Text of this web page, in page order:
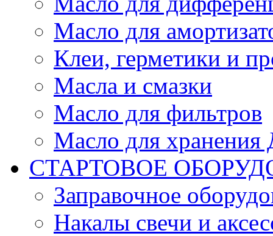
Масло для
Клеи, герметики и
Масла и смазки
Масло для фильтров
Масло для
СТАРТОВОЕ
Заправочное
Накалы свечи и